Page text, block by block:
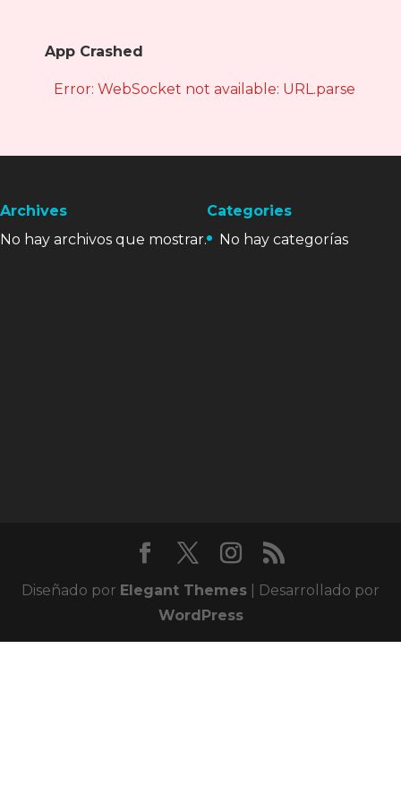
App Crashed
Error: WebSocket not available: URL.parse is
Archives
No hay archivos que mostrar.
Categories
No hay categorías
Diseñado por Elegant Themes | Desarrollado por
WordPress